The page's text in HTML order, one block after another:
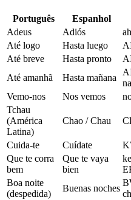
Português Espanhol
Adeus
Adiós
Até logo
Hasta luego
Até breve
Hasta pronto
Até amanhã
Hasta mañana
Vemo-nos
Nos vemos
Tchau
(América
Latina)
Chao / Chau
Cuida-te Cuídate
Que te corra
bem
Que te vaya
bien
Boa noite
(despedida)
Buenas noches